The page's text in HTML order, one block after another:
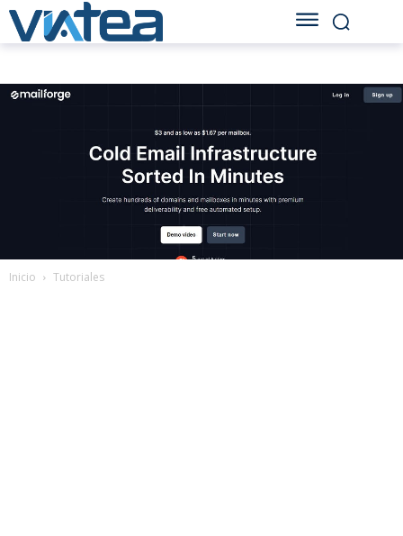
Inicio Tutoriales